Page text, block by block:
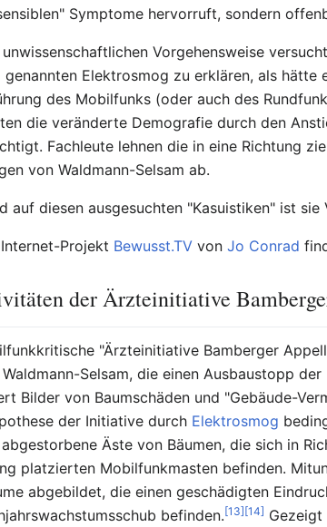
Symptome hervorruft, sondern
Vorgehensweise
genannten Elektrosmog zu erklären, als
des Mobilfunks (oder auch des
die veränderte Demografie durch den
Fachleute lehnen die in eine Richtung
von Waldmann-Selsam ab.
auf diesen ausgesuchten "Kasuistiken" ist
Projekt Bewusst.TV vonJo Conrad
der Ärzteinitiative
"Ärzteinitiative Bamberger
Selsam, die einen Ausbaustopp
Bilder von Baumschäden und "Gebäude-
der Initiative durch Elektrosmog
Äste von Bäumen, die sich in
platzierten Mobilfunkmasten befinden.
abgebildet, die einen geschädigten
befinden.[13][14]